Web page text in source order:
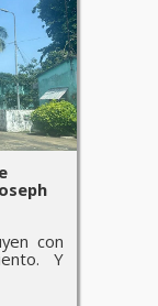
con
Y